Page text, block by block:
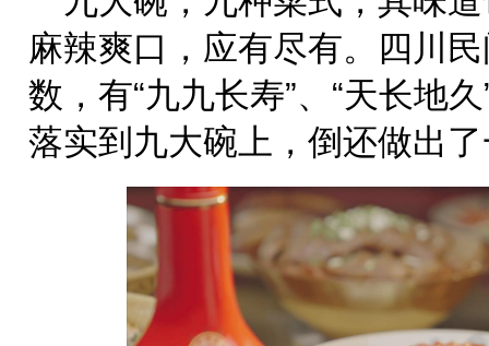
麻辣爽口，应有尽有。四川
数，有“九九长寿”、“天长地
落实到九大碗上，倒还做出